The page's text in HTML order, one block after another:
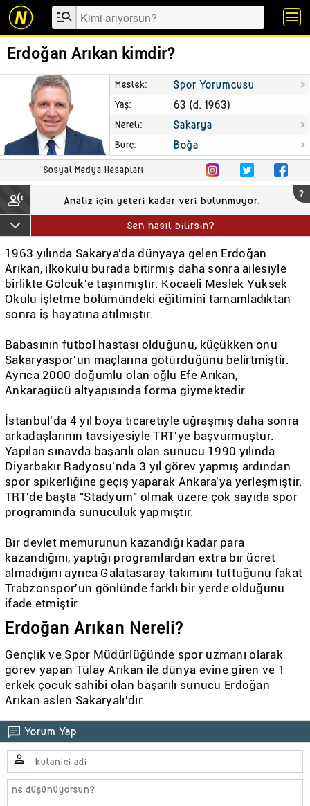
manage_search menu
Erdoğan Arıkan kimdir?
Meslek Spor Yorumcusu
Yaş 63 (d. 1963)
Nereli Sakarya
Burç Boğa
Sosyal Medya Hesapları
transcribe
keyboard_arrow_down
Analiz için yeteri kadar veri bulunmuyor.
?
Sen nasıl bilirsin?
1963 yılında Sakarya'da dünyaya gelen Erdoğan
Arıkan, ilkokulu burada bitirmiş daha sonra ailesiyle
birlikte Gölcük'e taşınmıştır. Kocaeli Meslek Yüksek
Okulu işletme bölümündeki eğitimini tamamladıktan
sonra iş hayatına atılmıştır.
Babasının futbol hastası olduğunu, küçükken onu
Sakaryaspor'un maçlarına götürdüğünü belirtmiştir.
Ayrıca 2000 doğumlu olan oğlu Efe Arıkan,
Ankaragücü altyapısında forma giymektedir.
İstanbul'da 4 yıl boya ticaretiyle uğraşmış daha sonra
arkadaşlarının tavsiyesiyle TRT'ye başvurmuştur.
Yapılan sınavda başarılı olan sunucu 1990 yılında
Diyarbakır Radyosu'nda 3 yıl görev yapmış ardından
spor spikerliğine geçiş yaparak Ankara'ya yerleşmiştir.
TRT'de başta "Stadyum" olmak üzere çok sayıda spor
programında sunuculuk yapmıştır.
Bir devlet memurunun kazandığı kadar para
kazandığını, yaptığı programlardan extra bir ücret
almadığını ayrıca Galatasaray takımını tuttuğunu fakat
Trabzonspor'un gönlünde farklı bir yerde olduğunu
ifade etmiştir.
Erdoğan Arıkan Nereli?
Gençlik ve Spor Müdürlüğünde spor uzmanı olarak
görev yapan Tülay Arıkan ile dünya evine giren ve 1
erkek çocuk sahibi olan başarılı sunucu Erdoğan
Arıkan aslen Sakaryalı'dır.
chat Yorum Yap
person